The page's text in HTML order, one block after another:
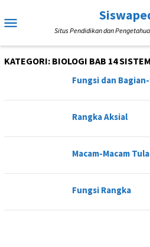
ke
MobileSitus Pendidikan dan
KATEGORI: BIOLOGI BAB 14
Fungsi dan
Rangka Aksial
Macam-Macam
Fungsi Rangka